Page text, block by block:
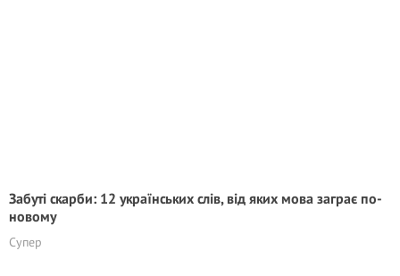
Забуті скарби: 12 українських слів, від яких мова заграє по-
новому
Супер